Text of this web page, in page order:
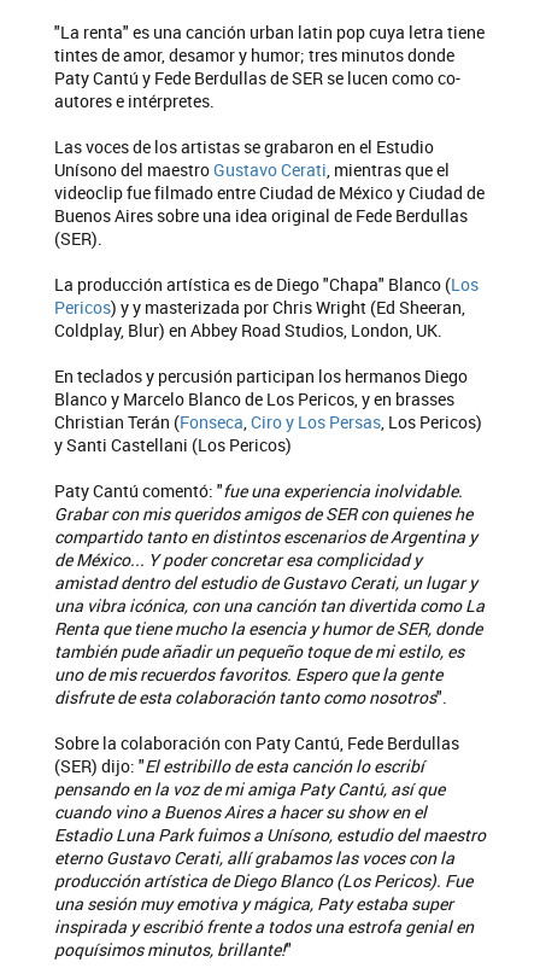
"La renta" es una canción urban latin pop cuya letra tiene
tintes de amor, desamor y humor; tres minutos donde
Paty Cantú y Fede Berdullas de SER se lucen como co-
autores e intérpretes.
Las voces de los artistas se grabaron en el Estudio
Unísono del maestroGustavo Cerati, mientras que el
videoclip fue filmado entre Ciudad de México y Ciudad de
Buenos Aires sobre una idea original de Fede Berdullas
(SER).
La producción artística es de Diego "Chapa" Blanco (Los
Pericos) y y masterizada por Chris Wright (Ed Sheeran,
Coldplay, Blur) en Abbey Road Studios, London, UK.
En teclados y percusión participan los hermanos Diego
Blanco y Marcelo Blanco de Los Pericos, y en brasses
Christian Terán (Fonseca,Ciro y Los Persas, Los Pericos)
y Santi Castellani (Los Pericos)
Paty Cantú comentó: "fue una experiencia inolvidable.
Grabar con mis queridos amigos de SER con quienes he
compartido tanto en distintos escenarios de Argentina y
de México... Y poder concretar esa complicidad y
amistad dentro del estudio de Gustavo Cerati, un lugar y
una vibra icónica, con una canción tan divertida como La
Renta que tiene mucho la esencia y humor de SER, donde
también pude añadir un pequeño toque de mi estilo, es
uno de mis recuerdos favoritos. Espero que la gente
disfrute de esta colaboración tanto como nosotros".
Sobre la colaboración con Paty Cantú, Fede Berdullas
(SER) dijo: "El estribillo de esta canción lo escribí
pensando en la voz de mi amiga Paty Cantú, así que
cuando vino a Buenos Aires a hacer su show en el
Estadio Luna Park fuimos a Unísono, estudio del maestro
eterno Gustavo Cerati, allí grabamos las voces con la
producción artística de Diego Blanco (Los Pericos). Fue
una sesión muy emotiva y mágica, Paty estaba super
inspirada y escribió frente a todos una estrofa genial en
poquísimos minutos, brillante!"